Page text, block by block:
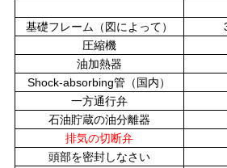
を
要
求
し
な
基礎フレーム（図によって）
圧縮機
油加熱器
Shock-absorbing管（国内）
一方通行弁
石油貯蔵の油分離器
排気の切断弁
頭部を密封しなさい